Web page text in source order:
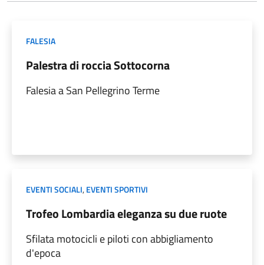
FALESIA
Palestra di roccia Sottocorna
Falesia a San Pellegrino Terme
EVENTI SOCIALI,EVENTI SPORTIVI
Trofeo Lombardia eleganza su due ruote
Sfilata motocicli e piloti con abbigliamento
d'epoca